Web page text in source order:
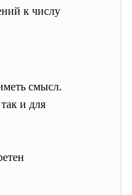
к числу
смысл.
и для